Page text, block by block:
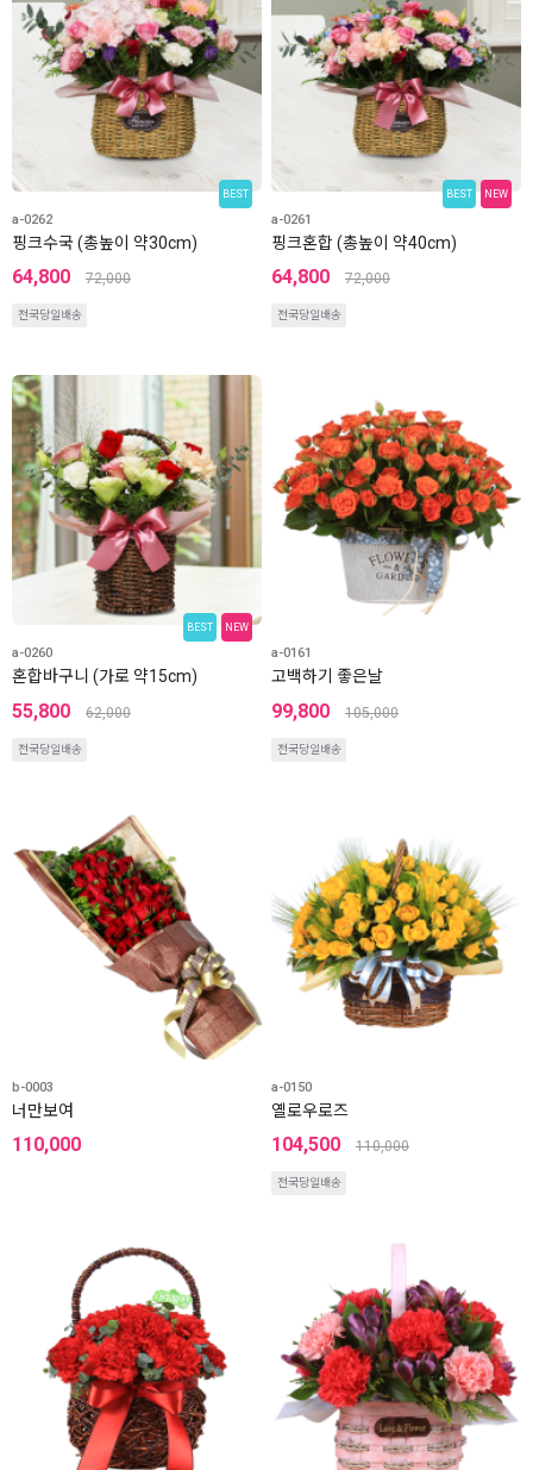
BEST
a-0262
핑크수국 (총높이 약30cm)
64,800 72,000
전국당일배송
BEST NEW
a-0261
핑크혼합 (총높이 약40cm)
64,800 72,000
전국당일배송
BEST NEW
a-0260
혼합바구니 (가로 약15cm)
55,800 62,000
전국당일배송
a-0161
고백하기 좋은날
99,800 105,000
전국당일배송
b-0003
너만보여
110,000
a-0150
옐로우로즈
104,500 110,000
전국당일배송